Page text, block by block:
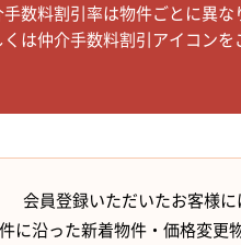
数料割引率は物件ごとに異な
は仲介手数料割引アイコンを
会員登録いただいたお客様
に沿った新着物件・価格変更